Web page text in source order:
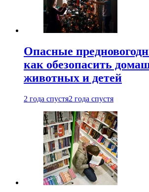
Опасные
как обезопасить
животных и детей
2 года спустя2 года спустя